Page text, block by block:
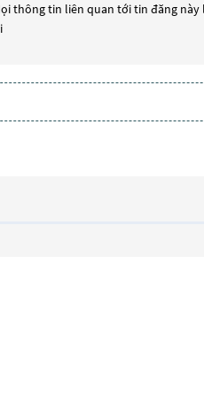
thông tin liên quan tới tin đăng